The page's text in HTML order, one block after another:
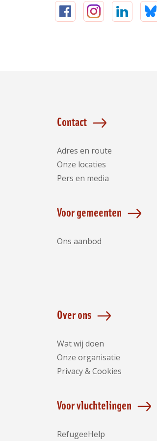
Volg
Volg
Volg
Contact
Adres en route
Onze locaties
Pers en media
Voor gemeenten
Ons aanbod
Over ons
Wat wij doen
Onze organisatie
Privacy & Cookies
Voor vluchtelingen
RefugeeHelp